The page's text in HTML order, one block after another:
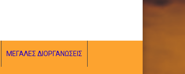
ΜΕΓΑΛΕΣ ΔΙΟΡΓΑΝΩΣΕΙΣ